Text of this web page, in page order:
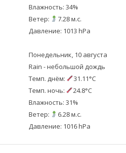
Влажность: 34%
Ветер:
7.28 м.с.
Давление: 1013 hPa
Понедельник, 10 августа
Rain - небольшой дождь
Темп. днём:
31.11°C
Темп. ночь:
24.8°C
Влажность: 31%
Ветер:
6.28 м.с.
Давление: 1016 hPa